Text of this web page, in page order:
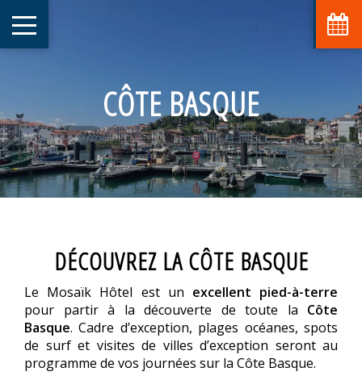
CÔTE BASQUE
DÉCOUVREZ LA CÔTE BASQUE
Le Mosaïk Hôtel est un excellent pied-à-terre
pour partir à la découverte de toute la Côte
Basque. Cadre d’exception, plages océanes, spots
de surf et visites de villes d’exception seront au
programme de vos journées sur la Côte Basque.